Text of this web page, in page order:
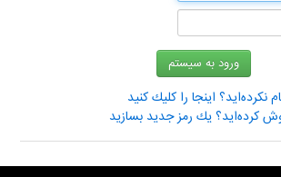
نكرده‌اید؟ اینجا را كلیك كنید
كرده‌اید؟ یك رمز جدید بسازید